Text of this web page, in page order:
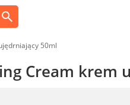
50ml
Cream krem